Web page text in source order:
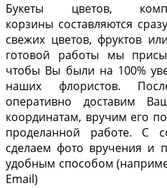
Букеты цветов,
корзины составляются
свежих цветов, фруктов
готовой работы мы
чтобы Вы были на 100%
наших флористов.
оперативно доставим
координатам, вручим его
проделанной работе. С
сделаем фото вручения
удобным способом
Email)